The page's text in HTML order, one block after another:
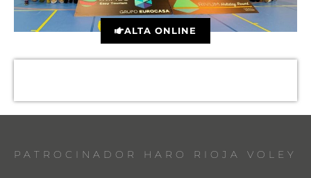
ALTA ONLINE
PATROCINADOR HARO RIOJA VOLEY